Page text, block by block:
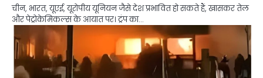
चीन, भारत, यूएई, यूरोपीय यूनियन जैसे देश प्रभावित हो सकते हैं, खासकर तेल
और पेट्रोकेमिकल्स के आयात पर। ट्रंप का…